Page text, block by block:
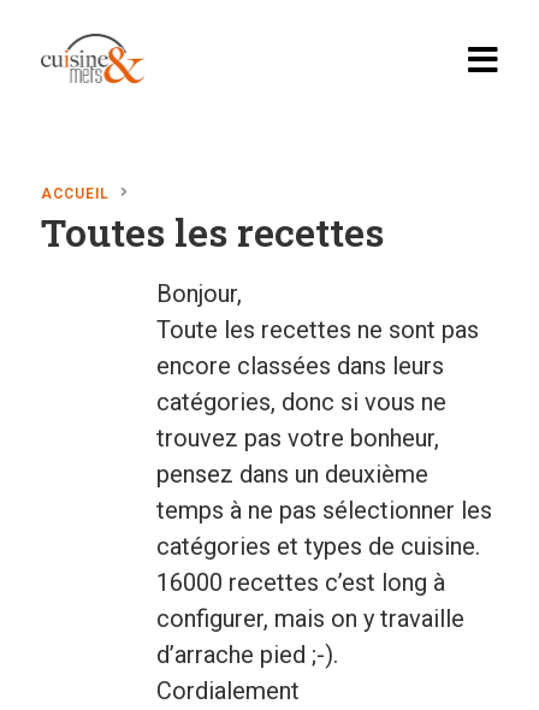
Accueil
Recettes
Apéritif, brunch…
Desserts
Diabete
En vedette
Entrées
Légumes
Pains
ACCUEIL
Toutes les recettes
Bonjour,
Toute les recettes ne sont pas
encore classées dans leurs
catégories, donc si vous ne
trouvez pas votre bonheur,
pensez dans un deuxième
temps à ne pas sélectionner les
catégories et types de cuisine.
16000 recettes c’est long à
configurer, mais on y travaille
d’arrache pied ;-).
Cordialement